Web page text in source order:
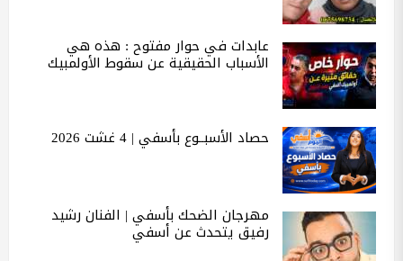
عابدات في حوار مفتوح : هذه هي
الأسباب الحقيقية عن سقوط الأولمبيك
حصاد الأسبــوع بأسفي | 4 غشت 2026
مهرجان الضحك بأسفي | الفنان رشيد
رفيق يتحدث عن أسفي